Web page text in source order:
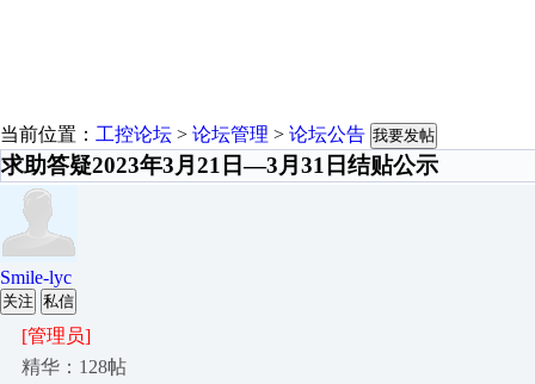
当前位置： 工控论坛 > 论坛管理 > 论坛公告 我要发帖
求助答疑2023年3月21日—3月31日结贴公示
Smile-lyc
关注 私信
[管理员]
精华：128帖